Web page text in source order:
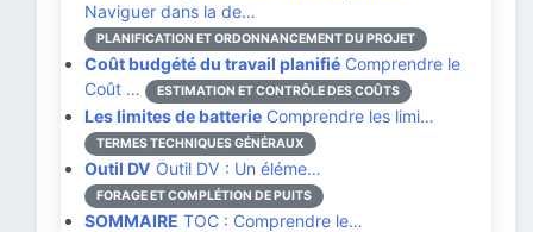
Naviguer dans la de…
PLANIFICATION ET ORDONNANCEMENT DU PROJET
Coût budgété du travail planifié Comprendre le
Coût …
ESTIMATION ET CONTRÔLE DES COÛTS
Les limites de batterie Comprendre les limi…
TERMES TECHNIQUES GÉNÉRAUX
Outil DV Outil DV : Un éléme…
FORAGE ET COMPLÉTION DE PUITS
SOMMAIRE TOC : Comprendre le…